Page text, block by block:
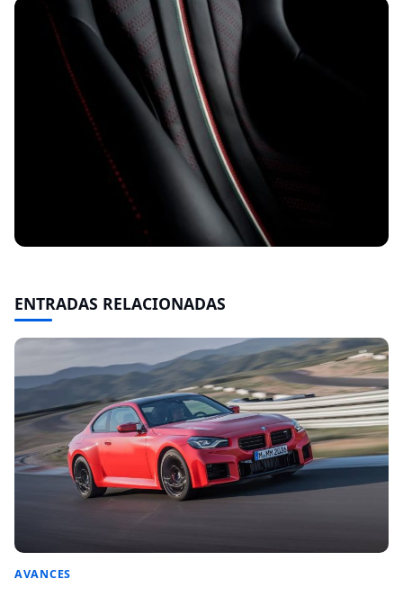
ENTRADAS RELACIONADAS
AVANCES